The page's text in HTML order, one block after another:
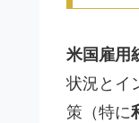
米国雇用
状況とイ
策（特に